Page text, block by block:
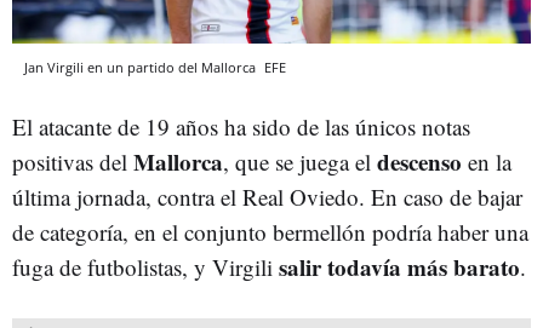
Jan Virgili en un partido del Mallorca EFE
El atacante de 19 años ha sido de las únicos notas
positivas del Mallorca, que se juega el descenso en la
última jornada, contra el Real Oviedo. En caso de bajar
de categoría, en el conjunto bermellón podría haber una
fuga de futbolistas, y Virgili salir todavía más barato.